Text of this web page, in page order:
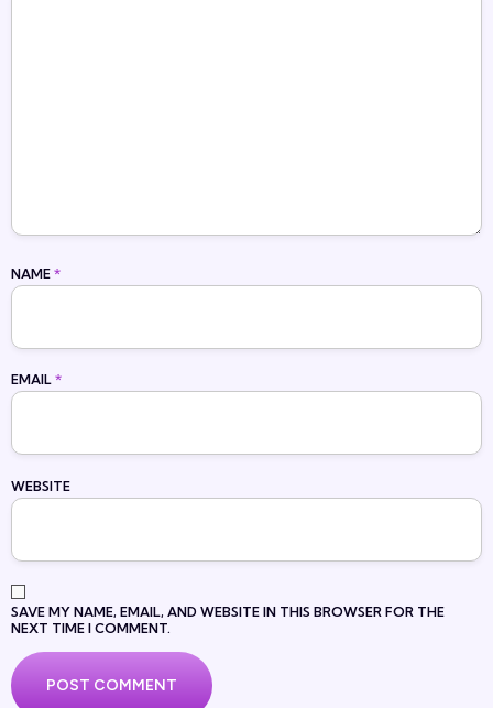
NAME *
EMAIL *
WEBSITE
SAVE MY NAME, EMAIL, AND WEBSITE IN THIS BROWSER FOR THE
NEXT TIME I COMMENT.